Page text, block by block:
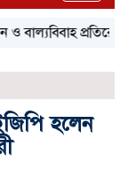
প্রতিরোধে
হলেন